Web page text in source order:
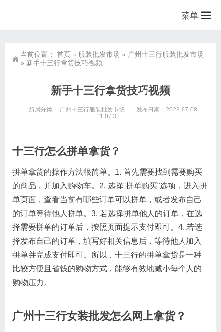
菜单
当前位置： 首页 » 服装批发市场 » 广州十三行服装批发市场
» 新手十三行拿货技巧视频
新手十三行拿货技巧视频
所属分类： 广州十三行服装批发市场
发布日期：2023-07-08
11:07:31
十三行怎么拼单拿货？
拼单拿货的操作方法很简单。1. 首先需要找到需要购买
的商品，并加入购物车。2. 选择“拼单购买”选项，进入拼
单页面，查看当前有哪些订单可以拼单，或者发布自己
的订单等待他人拼单。3. 若选择拼单他人的订单，在选
择需要拼单的订单后，按照页面提示支付即可。4. 若选
择发布自己的订单，填写好相关信息后，等待他人加入
拼单并完成支付即可。所以，十三行的拼单拿货是一种
比较方便且省钱的购物方式，能够有效地减小每个人的
购物压力。
广州十三行女装批发怎么网上拿货？